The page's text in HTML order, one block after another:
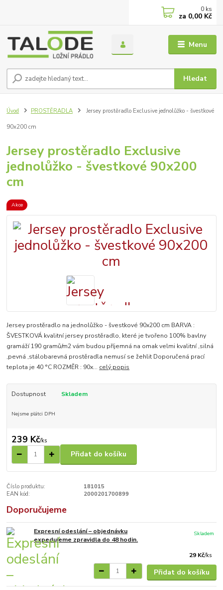
Menu
Hledat
0 ks
za 0,00 Kč
Úvod PROSTĚRADLA Jersey prostěradlo Exclusive jednolůžko - švestkové
90x200 cm
Jersey prostěradlo Exclusive
jednolůžko - švestkové 90x200
cm
Akce
Jersey prostěradlo na jednolůžko - švestkové 90x200 cm BARVA :
ŠVESTKOVÁ kvalitní jersey prostěradlo, které je tvořeno 100% bavlny
gramáží 190 gramů/m2 vám budou příjemná na omak velmi kvalitní ,silná
,pevná ,stálobarevná prostěradla nemusí se žehlit Doporučená prací
teplota je 40 °C ROZMĚR : 90x... celý popis
Dostupnost Skladem
Nejsme plátci DPH
239 Kč/ks
Přidat do košíku
Číslo produktu:
181015
EAN kód:
2000201700899
Doporučujeme
Expresní odeslání – objednávku
expedujeme zpravidla do 48 hodin.
29 Kč/ks
Skladem
Přidat do košíku